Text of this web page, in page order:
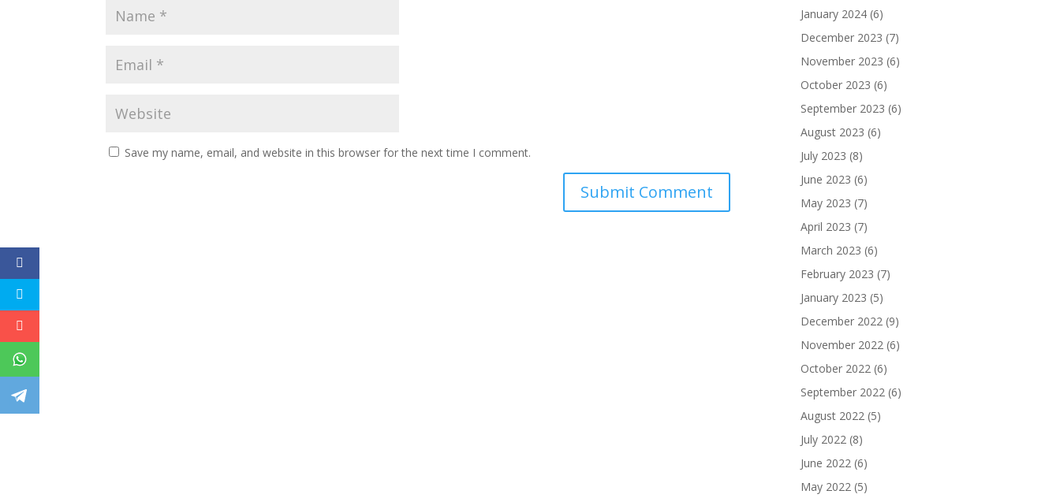
Save my name, email, and website in this browser for the next time I comment.
January 2024 (6)
December 2023 (7)
November 2023 (6)
October 2023 (6)
September 2023 (6)
August 2023 (6)
July 2023 (8)
June 2023 (6)
May 2023 (7)
April 2023 (7)
March 2023 (6)
February 2023 (7)
January 2023 (5)
December 2022 (9)
November 2022 (6)
October 2022 (6)
September 2022 (6)
August 2022 (5)
July 2022 (8)
June 2022 (6)
May 2022 (5)